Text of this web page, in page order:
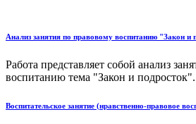
Анализ занятия по правовому воспитанию "Закон и
Работа представляет собой анализ
воспитанию тема "Закон и
Воспитательское занятие (нравственно-правовое